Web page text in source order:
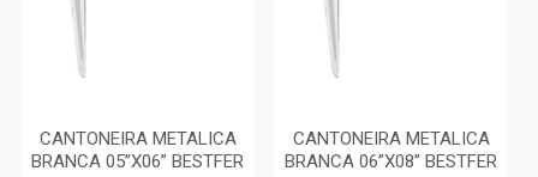
CANTONEIRA METALICA
BRANCA 05”X06” BESTFER
CANTONEIRA METALICA
BRANCA 06”X08” BESTFER